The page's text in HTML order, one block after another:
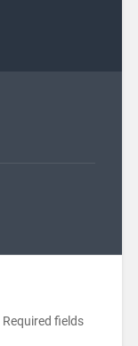
Required fields